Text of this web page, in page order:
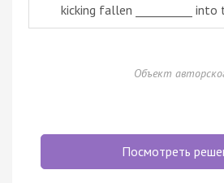
kicking fallen __________ into
Объект
Посмотреть